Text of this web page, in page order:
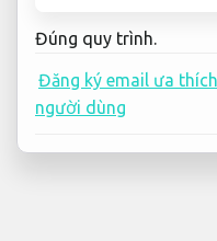
Đúng quy trình.
Đăng ký email ưa thích
người dùng